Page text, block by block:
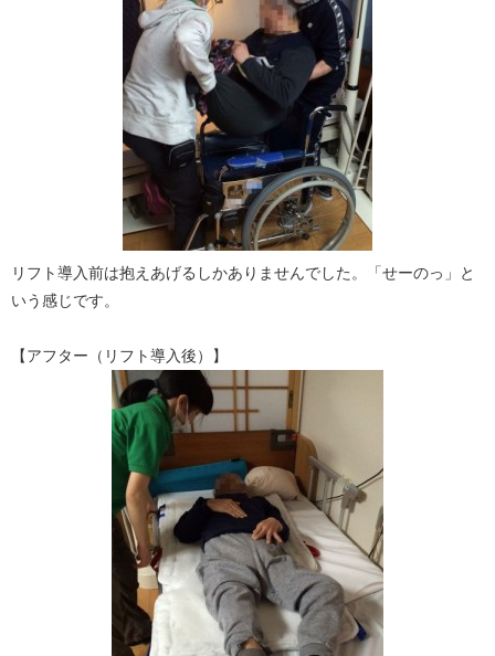
リフト導入前は抱えあげるしかありませんでした。「せーのっ」と
いう感じです。
【アフター（リフト導入後）】